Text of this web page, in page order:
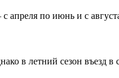
апреля по июнь и с
в летний сезон въезд